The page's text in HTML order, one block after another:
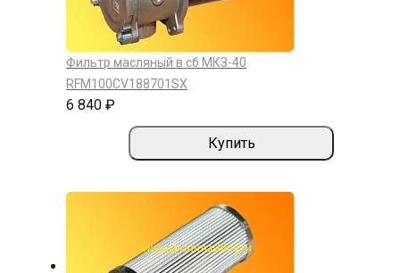
Фильтр масляный в сб МКЗ-40
RFM100CV188701SX
6 840 ₽
Купить